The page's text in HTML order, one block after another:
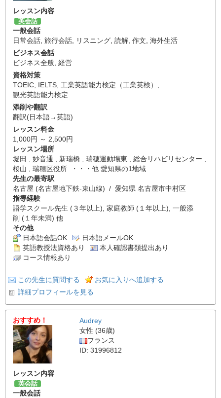
レッスン内容
英会話
一般会話
日常会話 旅行会話 リスニング 読解 作文 海外生活
ビジネス会話
ビジネス全般 経営
資格対策
TOEIC IELTS 工業英語能力検定（工業英検）
観光英語能力検定
添削や翻訳
翻訳(日本語→英語)
レッスン料金
1,000円 ～ 2,500円
レッスン場所
堀田 , 妙音通 , 新瑞橋 , 瑞穂運動場東 , 総合リハビリセンター ,
桜山 , 瑞穂区役所 ・・・他 愛知県の1地域
先生の最寄駅
名古屋 (名古屋地下鉄-東山線) / 愛知県 名古屋市中村区
指導経験
語学スクール先生 (３年以上), 家庭教師 (１年以上), 一般添
削 (１年未満) 他
その他
日本語会話OK
日本語メールOK
英語教授法資格あり
本人確認書類提出あり
コース情報あり
この先生に質問する
お気に入りへ追加する
詳細プロフィールを見る
おすすめ！
Audrey
女性 (36歳)
フランス
ID: 31996812
レッスン内容
英会話
一般会話